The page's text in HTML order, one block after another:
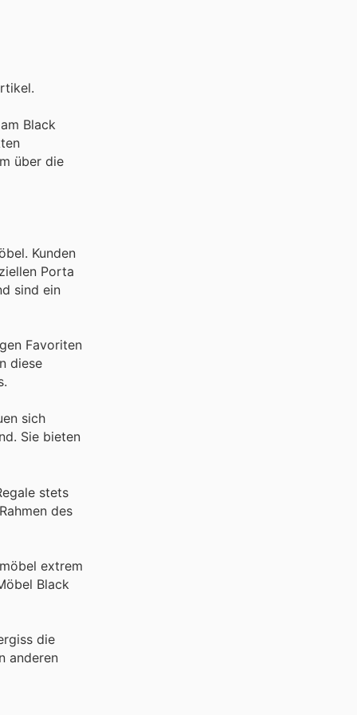
Black
über die
Kunden
Porta
sind ein
Favoriten
diese
sich
Sie bieten
stets
des
extrem
Black
die
anderen